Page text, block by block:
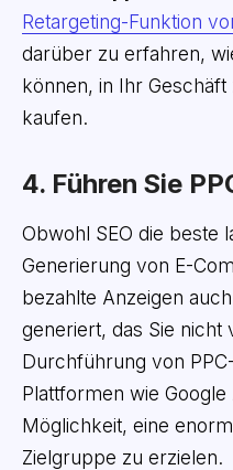
Retargeting-Funktion
darüber zu erfahren,
können, in Ihr
kaufen.
4. Führen Sie
Obwohl SEO die beste
Generierung von E-
bezahlte Anzeigen
generiert, das Sie nicht
Durchführung von
Plattformen wie
Möglichkeit, eine
Zielgruppe zu erzielen.